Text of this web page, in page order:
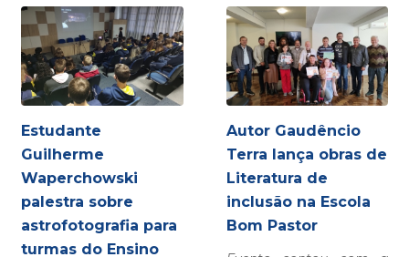
Estudante
Guilherme
Waperchowski
palestra sobre
astrofotografia para
turmas do Ensino
Autor Gaudêncio
Terra lança obras de
Literatura de
inclusão na Escola
Bom Pastor